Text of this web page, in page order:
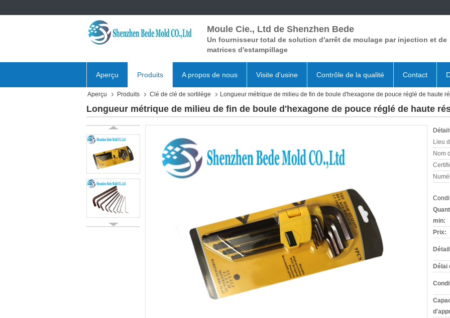
Moule Cie., Ltd de Shenzhen Bede
Un fournisseur total de solution d'arrêt de moulage par injection et de
matrices d'estampillage
Aperçu Produits A propos de nous Visite d'usine Contrôle de la qualité Contact
Aperçu Produits Clé de clé de sortilège Longueur métrique de milieu de fin de boule d'hexagone de pouce réglé de haute
Longueur métrique de milieu de fin de boule d'hexagone de pouce réglé de haute
Lieu
Nom
min:
Prix:
Délai